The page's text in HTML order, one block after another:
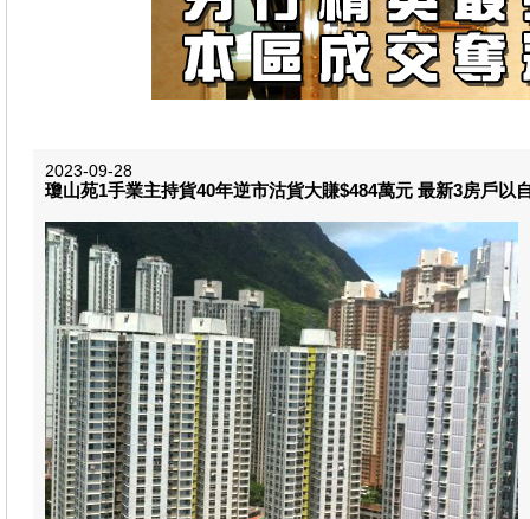
2023-09-28
瓊山苑1手業主持貨40年逆市沽貨大賺$484萬元 最新3房戶以